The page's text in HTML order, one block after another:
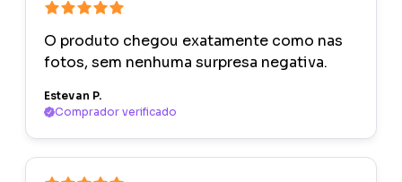
O produto chegou exatamente como nas
fotos, sem nenhuma surpresa negativa.
Estevan P.
Comprador verificado